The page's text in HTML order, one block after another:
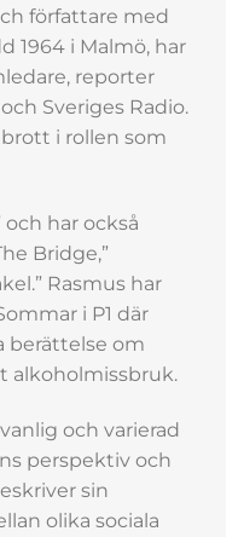
författare med
1964 i Malmö, har
reporter
Sveriges Radio.
i rollen som
och har också
Bridge,”
Rasmus har
i P1 där
berättelse om
alkoholmissbruk.
och varierad
perspektiv och
sin
olika sociala